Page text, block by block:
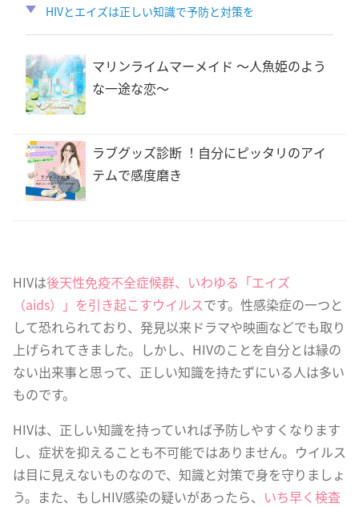
HIVとエイズは正しい知識で予防と対策を
マリンライムマーメイド 〜人魚姫のよう
な一途な恋〜
ラブグッズ診断 ！自分にピッタリのアイ
テムで感度磨き
HIVは後天性免疫不全症候群、いわゆる「エイズ
（aids）」を引き起こすウイルスです。性感染症の一つと
して恐れられており、発見以来ドラマや映画などでも取り
上げられてきました。しかし、HIVのことを自分とは縁の
ない出来事と思って、正しい知識を持たずにいる人は多い
ものです。
HIVは、正しい知識を持っていれば予防しやすくなります
し、症状を抑えることも不可能ではありません。ウイルス
は目に見えないものなので、知識と対策で身を守りましょ
う。また、もしHIV感染の疑いがあったら、 いち早く検査